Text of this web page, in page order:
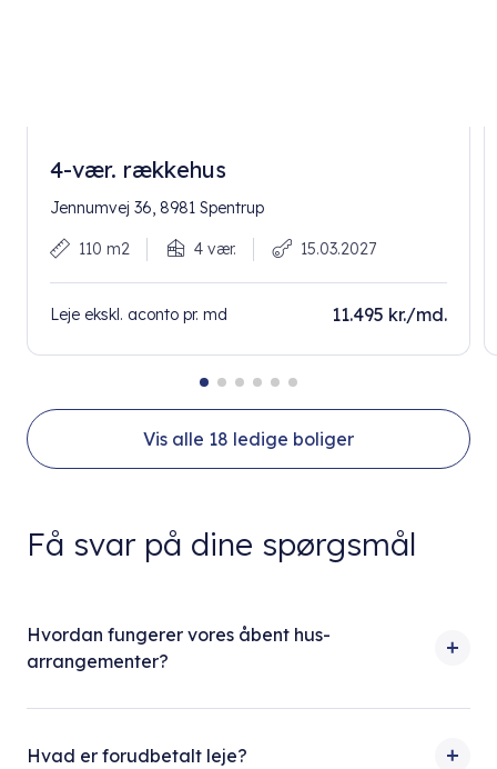
4-vær. rækkehus
Jennumvej 36, 8981 Spentrup
110 m2 4 vær. 15.03.2027
Leje ekskl. aconto pr. md 11.495 kr./md.
Vis alle 18 ledige boliger
Få svar på dine spørgsmål
Hvordan fungerer vores åbent hus-
arrangementer?
Hvad er forudbetalt leje?